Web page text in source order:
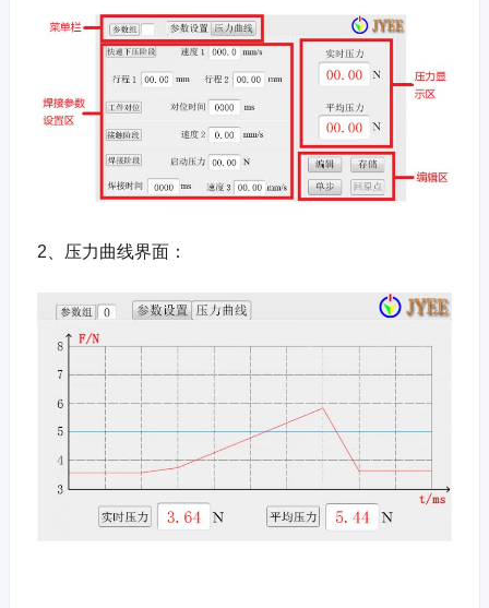
2、压力曲线界面：